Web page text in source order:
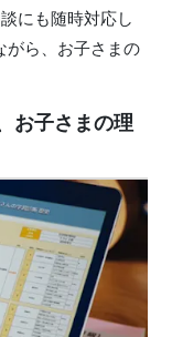
にも随時対応し
がら、お子さまの
お子さまの理